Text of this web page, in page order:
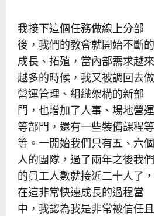
我接下這個任務做線上分部
後，我們的教會就開始不斷的
成長、拓殖，當內部需求越來
越多的時候，我又被調回去做
營運管理、組織架構的新部
門，也增加了人事、場地營運
等部門，還有一些裝備課程等
等。一開始我們只有五、六個
人的團隊，過了兩年之後我們
的員工人數就接近二十人了，
在這非常快速成長的過程當
中，我認為我是非常被信任且